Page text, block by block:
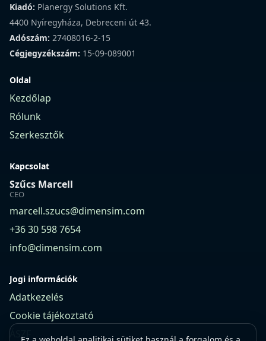
Kiadó: Planergy Solutions Kft.
4400 Nyíregyháza, Debreceni út 43.
Adószám: 27408016-2-15
Cégjegyzékszám: 15-09-089001
Oldal
Kezdőlap
Rólunk
Szerkesztők
Kapcsolat
Szűcs Marcell
CEO
marcell.szucs@dimensim.com
+36 30 598 7654
info@dimensim.com
Jogi információk
Adatkezelés
Cookie tájékoztató
ÁSZF